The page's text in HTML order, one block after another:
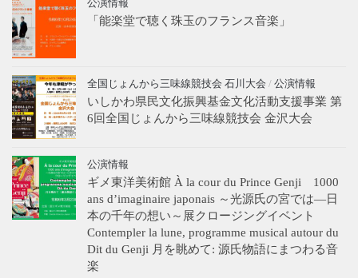
公演情報
「能楽堂で聴く珠玉のフランス音楽」
全国じょんから三味線競技会 石川大会 / 公演情報
いしかわ県民文化振興基金文化活動支援事業 第
6回全国じょんから三味線競技会 金沢大会
公演情報
ギメ東洋美術館 À la cour du Prince Genji 1000
ans d’imaginaire japonais ～光源氏の宮では―日
本の千年の想い～展クロージングイベント
Contempler la lune, programme musical autour du
Dit du Genji 月を眺めて: 源氏物語にまつわる音
楽